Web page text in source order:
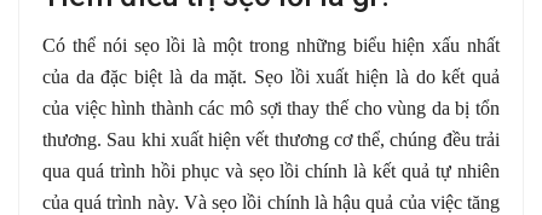
Có thể nói sẹo lồi là một trong những biểu hiện xấu nhất
của da đặc biệt là da mặt. Sẹo lồi xuất hiện là do kết quả
của việc hình thành các mô sợi thay thế cho vùng da bị tổn
thương. Sau khi xuất hiện vết thương cơ thể, chúng đều trải
qua quá trình hồi phục và sẹo lồi chính là kết quả tự nhiên
của quá trình này. Và sẹo lồi chính là hậu quả của việc tăng